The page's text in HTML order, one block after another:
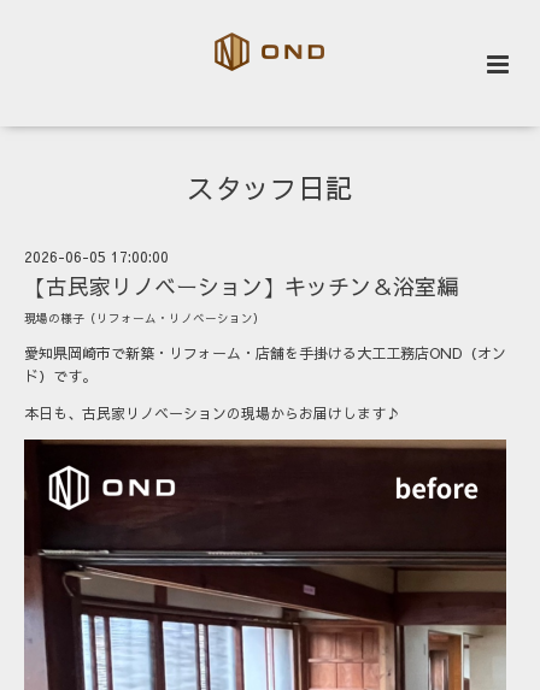
スタッフ日記
2026-06-05 17:00:00
【古民家リノベーション】キッチン＆浴室編
現場の様子（リフォーム・リノベーション）
愛知県岡崎市で新築・リフォーム・店舗を手掛ける大工工務店OND（オン
ド）です。
本日も、古民家リノベーションの現場からお届けします♪